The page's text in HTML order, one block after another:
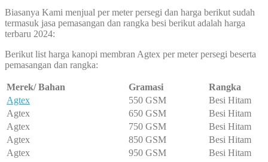
Biasanya Kami menjual per meter persegi dan harga berikut sudah
termasuk jasa pemasangan dan rangka besi berikut adalah harga
terbaru 2024:
Berikut list harga kanopi membran Agtex per meter persegi beserta
pemasangan dan rangka:
Merek/ Bahan Gramasi
Rangka
Agtex
550 GSM
Besi Hitam
Agtex
650 GSM
Besi Hitam
Agtex
750 GSM
Besi Hitam
Agtex
850 GSM
Besi Hitam
Agtex
950 GSM Besi Hitam